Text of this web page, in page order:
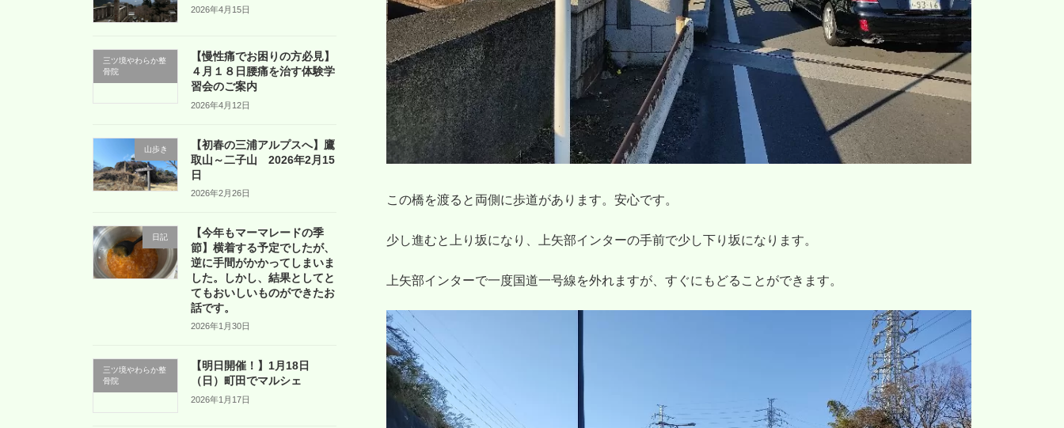
この橋を渡ると両側に歩道があります。安心です。
少し進むと上り坂になり、上矢部インターの手前で少し下り坂になります。
上矢部インターで一度国道一号線を外れますが、すぐにもどることができます。
2026年4月15日
三ツ境やわらか整
骨院
【慢性痛でお困りの方必見】
４月１８日腰痛を治す体験学
習会のご案内
2026年4月12日
山歩き
【初春の三浦アルプスへ】鷹
取山～二子山 2026年2月15
日
2026年2月26日
日記
【今年もマーマレードの季
節】横着する予定でしたが、
逆に手間がかかってしまいま
した。しかし、結果としてと
てもおいしいものができたお
話です。
2026年1月30日
三ツ境やわらか整
骨院
【明日開催！】1月18日
（日）町田でマルシェ
2026年1月17日